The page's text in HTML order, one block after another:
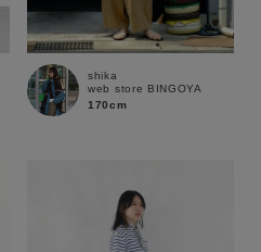
shika
web store BINGOYA
170cm